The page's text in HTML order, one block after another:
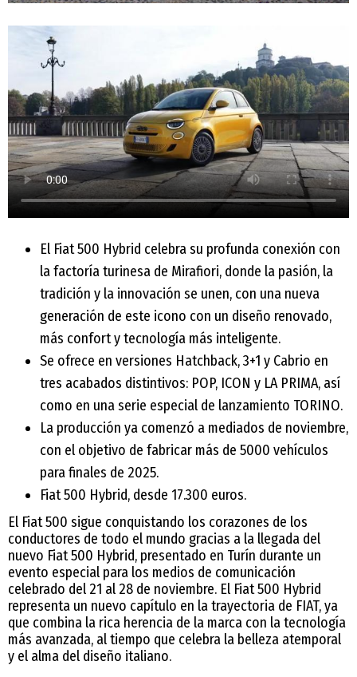
El Fiat 500 Hybrid celebra su profunda conexión con
la factoría turinesa de Mirafiori, donde la pasión, la
tradición y la innovación se unen, con una nueva
generación de este icono con un diseño renovado,
más confort y tecnología más inteligente.
Se ofrece en versiones Hatchback, 3+1 y Cabrio en
tres acabados distintivos: POP, ICON y LA PRIMA, así
como en una serie especial de lanzamiento TORINO.
La producción ya comenzó a mediados de noviembre,
con el objetivo de fabricar más de 5000 vehículos
para finales de 2025.
Fiat 500 Hybrid, desde 17.300 euros.
El Fiat 500 sigue conquistando los corazones de los
conductores de todo el mundo gracias a la llegada del
nuevo Fiat 500 Hybrid, presentado en Turín durante un
evento especial para los medios de comunicación
celebrado del 21 al 28 de noviembre. El Fiat 500 Hybrid
representa un nuevo capítulo en la trayectoria de FIAT, ya
que combina la rica herencia de la marca con la tecnología
más avanzada, al tiempo que celebra la belleza atemporal
y el alma del diseño italiano.